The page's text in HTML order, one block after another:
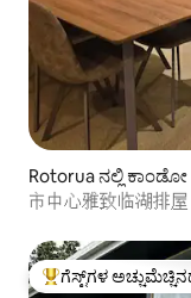
Rotorua ನಲ್ಲಿ ಕಾಂಡೋ
市中心雅致临湖
ಗೆಸ್ಟ್‌ಗಳಿಗೆ ಅತಿ ಹೆಚ್ಚು
ಗೆಸ್ಟ್‌ಗಳ